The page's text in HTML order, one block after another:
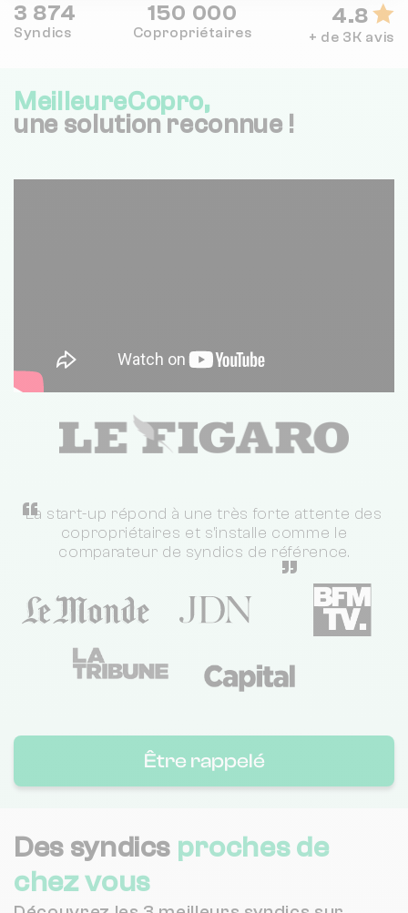
3 874
Syndics
150 000
Copropriétaires
4.8
+ de 3K avis
MeilleureCopro,
une solution reconnue !
“
La start-up répond à une très forte attente des
copropriétaires et s'installe comme le
comparateur de syndics de référence.
”
Être rappelé
Des syndics proches de
chez vous